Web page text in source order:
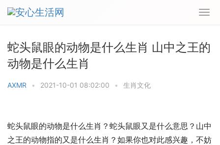
蛇头鼠眼的动物是什么生肖 山中之王的
动物是什么生肖
AXMR • 2021-10-01 08:02:00 • 生肖文化
蛇头鼠眼的动物是什么生肖？蛇头鼠眼又是什么意思？山中
之王的动物指的又是什么生肖？如果你也对此感兴趣，不妨